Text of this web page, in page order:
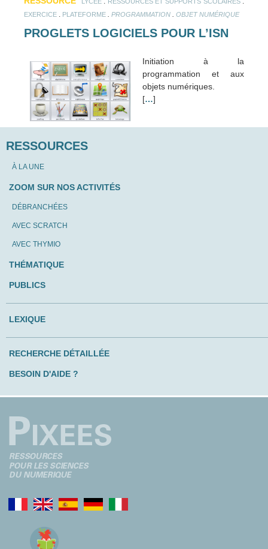
EXERCICE PLATEFORME PROGRAMMATION OBJET NUMÉRIQUE
PROGLETS LOGICIELS POUR L’ISN
Initiation à la
programmation et aux
objets numériques.
[…]
RESSOURCES
À LA UNE
ZOOM SUR NOS ACTIVITÉS
DÉBRANCHÉES
AVEC SCRATCH
AVEC THYMIO
THÉMATIQUE
PUBLICS
LEXIQUE
RECHERCHE DÉTAILLÉE
BESOIN D'AIDE ?